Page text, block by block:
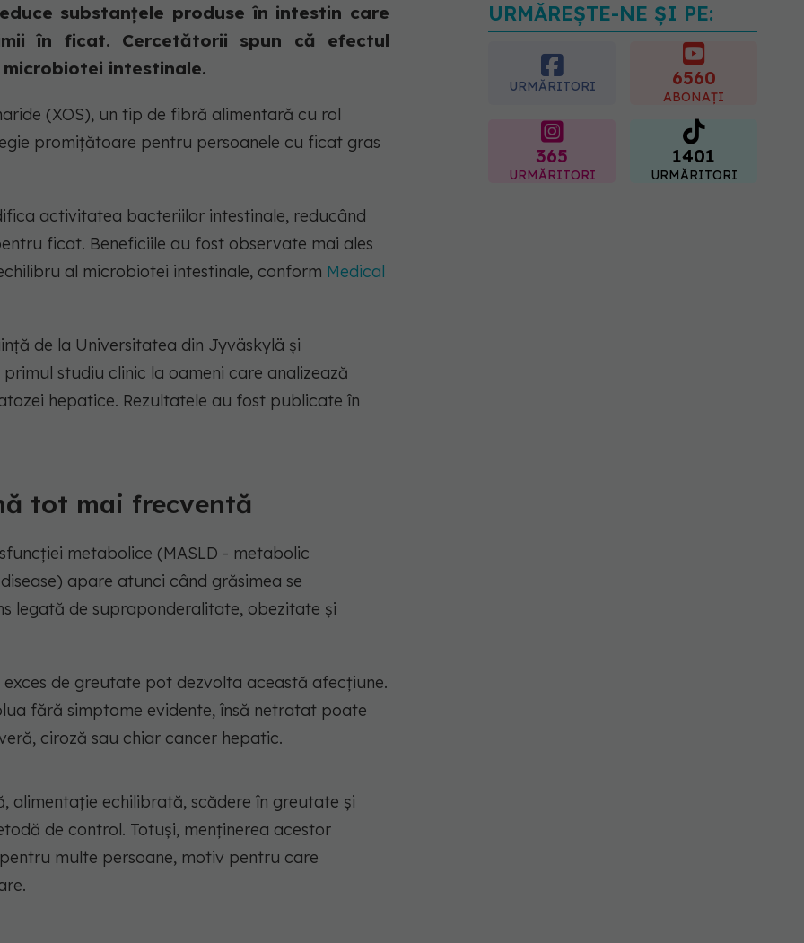
substanțele produse în intestin care
în ficat. Cercetătorii spun că efectul
intestinale.
(XOS), un tip de fibră alimentară cu rol
promițătoare pentru persoanele cu ficat gras
activitatea bacteriilor intestinale, reducând
ficat. Beneficiile au fost observate mai ales
al microbiotei intestinale, conform Medical
de la Universitatea din Jyväskylä și
studiu clinic la oameni care analizează
hepatice. Rezultatele au fost publicate în
tot mai frecventă
metabolice (MASLD - metabolic
apare atunci când grăsimea se
legată de supraponderalitate, obezitate și
de greutate pot dezvolta această afecțiune.
fără simptome evidente, însă netratat poate
ciroză sau chiar cancer hepatic.
alimentație echilibrată, scădere în greutate și
de control. Totuși, menținerea acestor
multe persoane, motiv pentru care
Ce spune culoarea ta
preferată despre vârsta
pe care o ai. Care este
"codul cromatic" al
URMĂREȘTE-NE ȘI PE:
URMĂRITORI 6560
ABONAȚI
365
URMĂRITORI
1401
URMĂRITORI